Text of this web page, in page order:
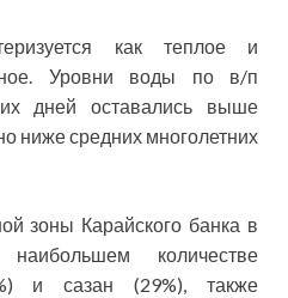
как теплое и
Уровни воды по в/п
дней оставались выше
ниже средних многолетних
зоны Карайского банка в
количестве
и сазан (29%), также